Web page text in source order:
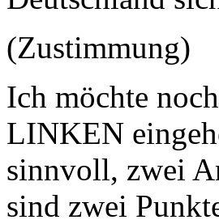
(Zustimmung)
Ich möchte
LINKEN
sinnvoll, zwei
sind zwei